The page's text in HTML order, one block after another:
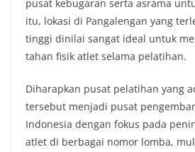
pusat kebugaran serta asrama
itu, lokasi di Pangalengan yang
tinggi dinilai sangat ideal untuk
tahan fisik atlet selama pelatihan.
Diharapkan pusat pelatihan yang
tersebut menjadi pusat
Indonesia dengan fokus pada
atlet di berbagai nomor lomba,